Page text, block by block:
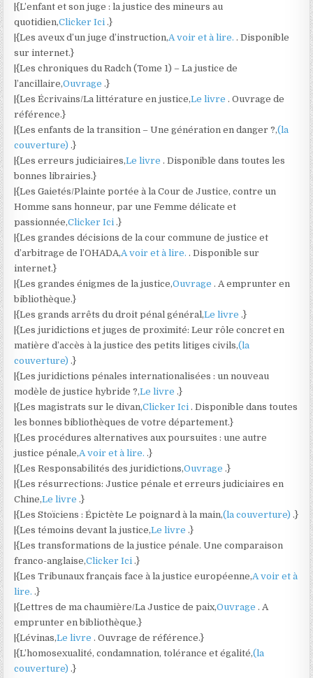
|{L’enfant et son juge : la justice des mineurs au
quotidien,Clicker Ici.}
|{Les aveux d’un juge d’instruction,A voir et à lire.. Disponible
sur internet.}
|{Les chroniques du Radch (Tome 1) – La justice de
l’ancillaire,Ouvrage.}
|{Les Écrivains/La littérature en justice,Le livre. Ouvrage de
référence.}
|{Les enfants de la transition – Une génération en danger ?,(la
couverture).}
|{Les erreurs judiciaires,Le livre. Disponible dans toutes les
bonnes librairies.}
|{Les Gaietés/Plainte portée à la Cour de Justice, contre un
Homme sans honneur, par une Femme délicate et
passionnée,Clicker Ici.}
|{Les grandes décisions de la cour commune de justice et
d’arbitrage de l’OHADA,A voir et à lire.. Disponible sur
internet.}
|{Les grandes énigmes de la justice,Ouvrage. A emprunter en
bibliothèque.}
|{Les grands arrêts du droit pénal général,Le livre.}
|{Les juridictions et juges de proximité: Leur rôle concret en
matière d’accès à la justice des petits litiges civils,(la
couverture).}
|{Les juridictions pénales internationalisées : un nouveau
modèle de justice hybride ?,Le livre.}
|{Les magistrats sur le divan,Clicker Ici. Disponible dans toutes
les bonnes bibliothèques de votre département.}
|{Les procédures alternatives aux poursuites : une autre
justice pénale,A voir et à lire..}
|{Les Responsabilités des juridictions,Ouvrage.}
|{Les résurrections: Justice pénale et erreurs judiciaires en
Chine,Le livre.}
|{Les Stoïciens : Épictète Le poignard à la main,(la couverture).}
|{Les témoins devant la justice,Le livre.}
|{Les transformations de la justice pénale. Une comparaison
franco-anglaise,Clicker Ici.}
|{Les Tribunaux français face à la justice européenne,A voir et à
lire..}
|{Lettres de ma chaumière/La Justice de paix,Ouvrage. A
emprunter en bibliothèque.}
|{Lévinas,Le livre. Ouvrage de référence.}
|{L’homosexualité, condamnation, tolérance et égalité,(la
couverture).}